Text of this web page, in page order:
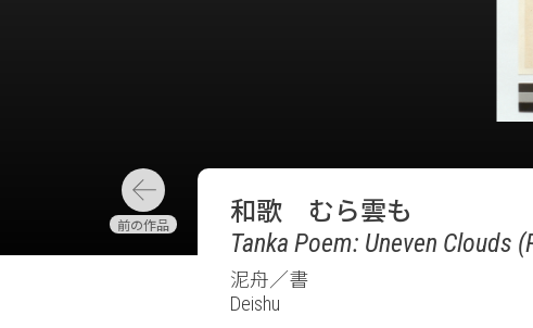
和歌 むら雲も
Tanka Poem: Uneven Clouds
泥舟／書
Deishu